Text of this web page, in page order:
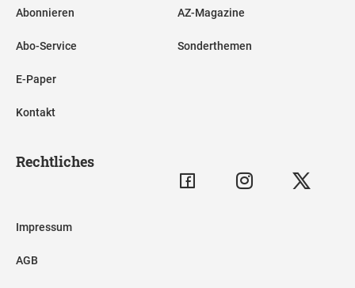
Abonnieren
Abo-Service
E-Paper
Kontakt
AZ-Magazine
Sonderthemen
Rechtliches
Impressum
AGB